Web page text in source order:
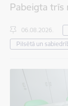
Pabeigta trīs
06.08.2026.
Pilsētā un